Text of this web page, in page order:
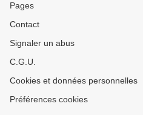
Pages
Contact
Signaler un abus
C.G.U.
Cookies et données personnelles
Préférences cookies